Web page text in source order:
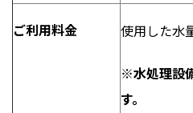
ご利用料金 使用した水
※水処理設
す。